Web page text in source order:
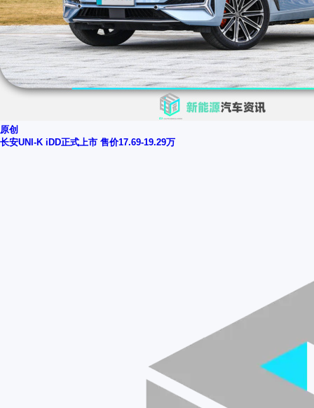
原创
长安UNI-K iDD正式上市 售价17.69-19.29万